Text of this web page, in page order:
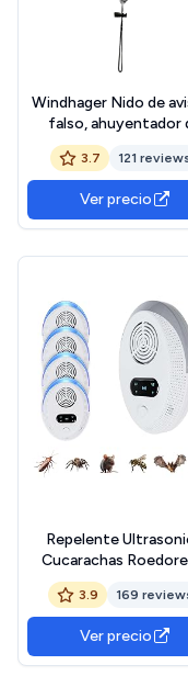
Windhager Nido de
falso, ahuyentador
avispas, avispas,
avispas y avispas,
ahuyentador de
03116, gris claro
3.7 121
Ver precio
Repelente
Cucarachas
Ratas - Repelente
Ultrasonico de
Repelente de
Avispas -
Ratas, Arañas y
3.9 169
Ver precio